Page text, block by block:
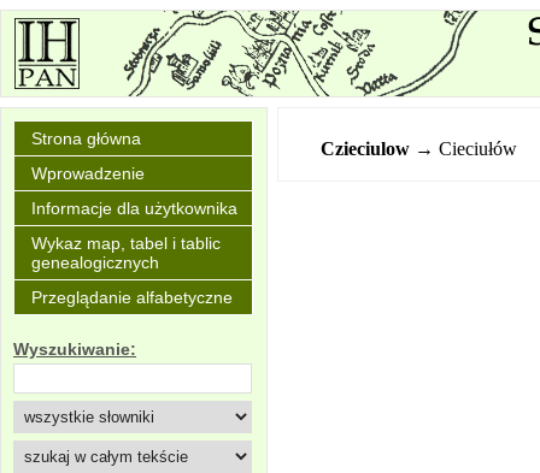
Strona główna
Wprowadzenie
Informacje dla użytkownika
Wykaz map, tabel i tablic
genealogicznych
Przeglądanie alfabetyczne
Wyszukiwanie:
Czieciulow → Cieciułów